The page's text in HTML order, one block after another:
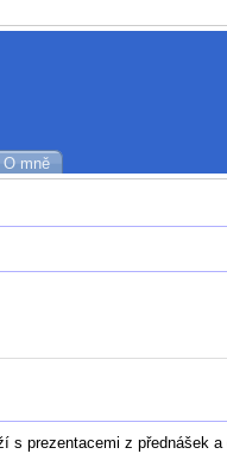
O mně
s prezentacemi z přednášek